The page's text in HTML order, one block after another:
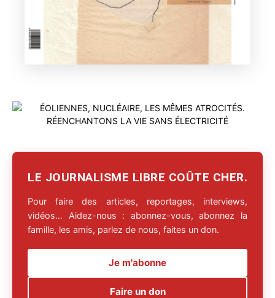
LE JOURNALISME LIBRE COÛTE CHER.
Pour faire des articles, reportages, interviews,
vidéos… Aidez-nous : abonnez-vous, abonnez la
famille, les amis, parlez de nous, faites un don.
Je m'abonne
Faire un don